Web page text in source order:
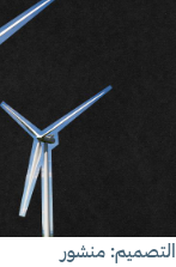
منشور